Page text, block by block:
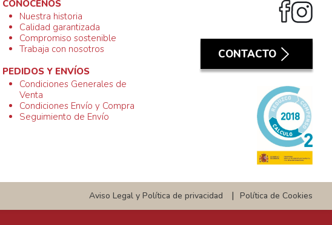
CONÓCENOS
Nuestra historia
Calidad garantizada
Compromiso sostenible
Trabaja con nosotros
PEDIDOS Y ENVÍOS
Condiciones Generales de
Venta
Condiciones Envío y Compra
Seguimiento de Envío
CONTACTO
Aviso Legal y Política de privacidad Política de Cookies